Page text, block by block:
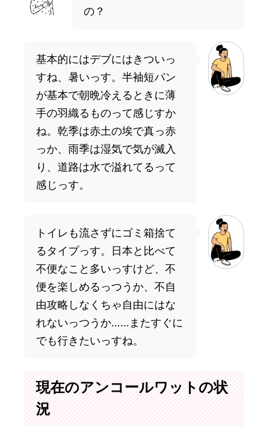
の？
基本的にはデブにはきついっ
すね、暑いっす。半袖短パン
が基本で朝晩冷えるときに薄
手の羽織るものって感じすか
ね。乾季は赤土の埃で真っ赤
っか、雨季は湿気で気が滅入
り、道路は水で溢れてるって
感じっす。
トイレも流さずにゴミ箱捨て
るタイプっす。日本と比べて
不便なこと多いっすけど、不
便を楽しめるっつうか、不自
由攻略しなくちゃ自由にはな
れないっつうか……またすぐに
でも行きたいっすね。
現在のアンコールワットの状
況